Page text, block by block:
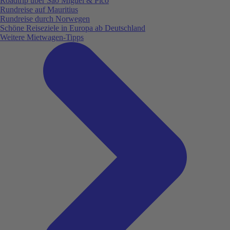
Rundreise auf Mauritius
Rundreise durch Norwegen
Schöne Reiseziele in Europa ab Deutschland
Weitere Mietwagen-Tipps